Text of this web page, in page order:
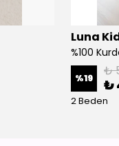
Luna
%100
%19 ₺
₺
2 Beden